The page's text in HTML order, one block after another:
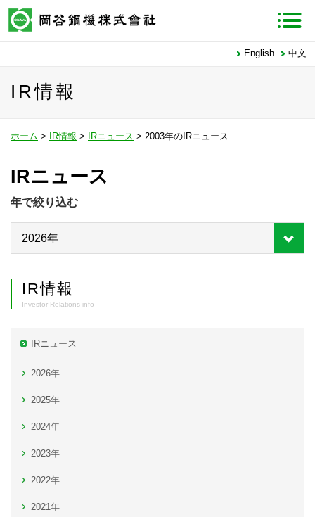
English 中文
IR情報
ホーム > IR情報 > IRニュース > 2003年のIRニュース
IRニュース
年で絞り込む
IR情報
Investor Relations info
IRニュース
2026年
2025年
2024年
2023年
2022年
2021年